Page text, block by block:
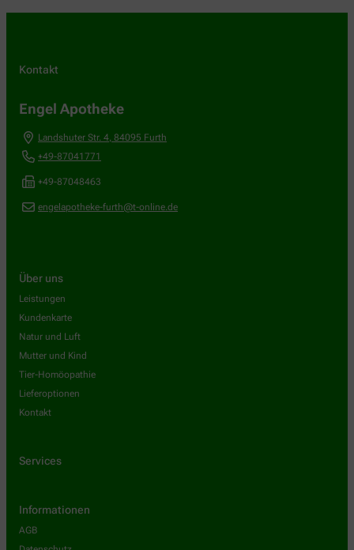
Kontakt
Engel Apotheke
Landshuter Str. 4, 84095 Furth
+49-87041771
+49-87048463
engelapotheke-furth@t-online.de
Über uns
Leistungen
Kundenkarte
Natur und Luft
Mutter und Kind
Tier-Homöopathie
Lieferoptionen
Kontakt
Services
Informationen
AGB